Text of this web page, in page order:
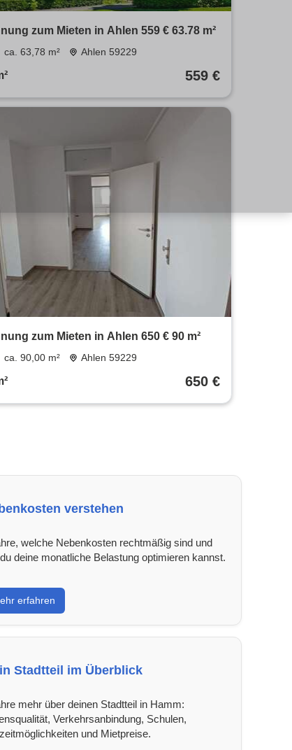
zum Mieten in Ahlen 559 € 63.78 m²
ca. 63,78 m² Ahlen 59229
559 €
zum Mieten in Ahlen 650 € 90 m²
ca. 90,00 m² Ahlen 59229
650 €
verstehen
welche Nebenkosten rechtmäßig sind und
deine monatliche Belastung optimieren kannst.
erfahren
Stadtteil im Überblick
mehr über deinen Stadtteil in Hamm:
Verkehrsanbindung, Schulen,
und Mietpreise.